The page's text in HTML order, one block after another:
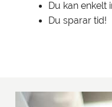
Du kan enkelt
Du sparar tid!